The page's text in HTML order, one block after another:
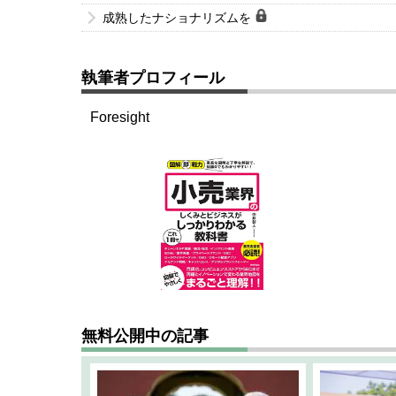
成熟したナショナリズムを
執筆者プロフィール
Foresight
無料公開中の記事